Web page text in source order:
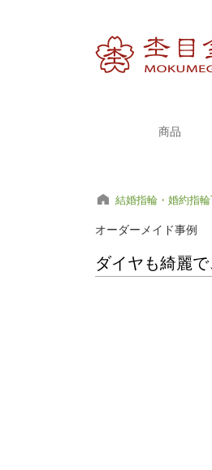
商品
結婚指輪・婚約指
オーダーメイド事例
ダイヤも綺麗